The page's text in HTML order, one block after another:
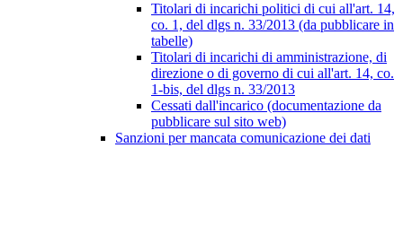
Titolari di incarichi politici di cui all'art. 14,
co. 1, del dlgs n. 33/2013 (da pubblicare in
tabelle)
Titolari di incarichi di amministrazione, di
direzione o di governo di cui all'art. 14, co.
1-bis, del dlgs n. 33/2013
Cessati dall'incarico (documentazione da
pubblicare sul sito web)
Sanzioni per mancata comunicazione dei dati